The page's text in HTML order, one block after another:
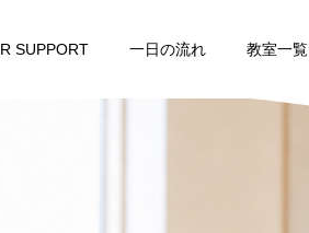
SUPPORT 一日の流れ 教室一覧